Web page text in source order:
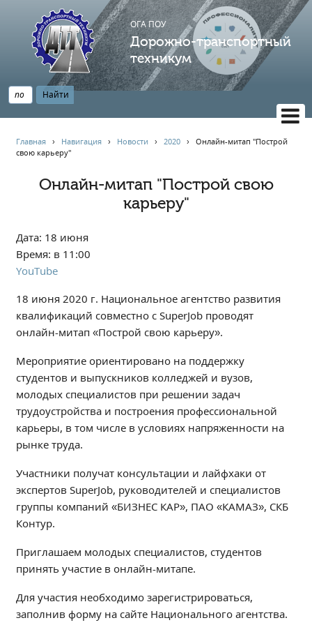
ОГА ПОУ
Дорожно-транспортный
техникум
НАВИГАЦИЯ
Главная
Опрос по качеству образования
Новости
Информация
Независимая оценка качества
Обращения онлайн
Контакты
Региональный центр по профилактике ДДТТ
Учебно-производственный комплекс
Центр карьеры
Всероссийское чемпионатное движение
Региональная инновационная площадка
Основные сведения
организацией
Документы
Главная › Навигация › Новости ›2020 ›Онлайн-митап "Построй
свою карьеру"
Онлайн-митап "Построй свою
карьеру"
Дата: 18 июня
Время: в 11:00
YouTube
18 июня 2020 г. Национальное агентство развития
квалификаций совместно с SuperJob проводят
онлайн-митап «Построй свою карьеру».
Мероприятие ориентировано на поддержку
студентов и выпускников колледжей и вузов,
молодых специалистов при решении задач
трудоустройства и построения профессиональной
карьеры, в том числе в условиях напряженности на
рынке труда.
Участники получат консультации и лайфхаки от
экспертов SuperJob, руководителей и специалистов
группы компаний «БИЗНЕС КАР», ПАО «КАМАЗ», СКБ
Контур.
Приглашаем молодых специалистов, студентов
принять участие в онлайн-митапе.
Для участия необходимо зарегистрироваться,
заполнив форму на сайте Национального агентства.